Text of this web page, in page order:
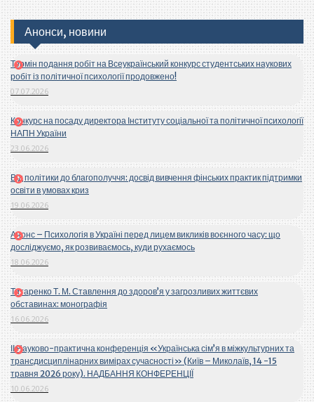
Анонси, новини
Термін подання робіт на Всеукраїнський конкурс студентських наукових
робіт із політичної психології продовжено!
07.07.2026
Конкурс на посаду директора Інституту соціальної та політичної психології
НАПН України
23.06.2026
Від політики до благополуччя: досвід вивчення фінських практик підтримки
освіти в умовах криз
19.06.2026
Анонс – Психологія в Україні перед лицем викликів воєнного часу: що
досліджуємо, як розвиваємось, куди рухаємось
18.06.2026
Титаренко Т. М. Ставлення до здоров’я у загрозливих життєвих
обставинах: монографія
16.06.2026
ІІ Науково-практична конференція «Українська сім’я в міжкультурних та
трансдисциплінарних вимірах сучасності» (Київ – Миколаїв, 14 -15
травня 2026 року). НАДБАННЯ КОНФЕРЕНЦІЇ
10.06.2026